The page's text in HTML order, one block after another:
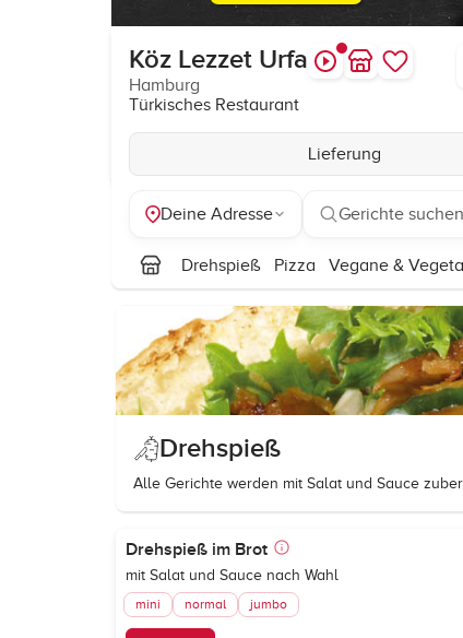
Köz Lezzet Urfa
Hamburg
Türkisches Restaurant
Lieferung
Deine Adresse Gerichte suchen
Drehspieß Pizza Vegane &
Drehspieß
Alle Gerichte werden mit Salat und Sauce
Drehspieß im Brot
mit Salat und Sauce nach Wahl
mini normal jumbo